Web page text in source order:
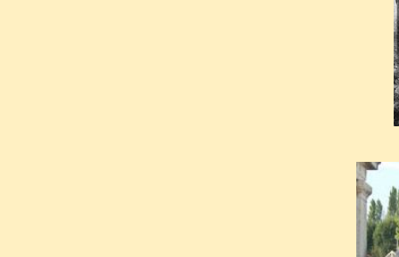
Le monument actuel
souscription nationale à
Poussigue. A cette
André, et placé au dessus
En 2003, pour le
auraient dû être transférés